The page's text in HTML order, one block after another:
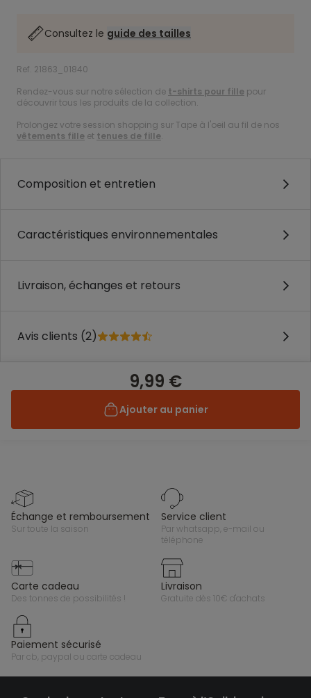
Consultez le guide des tailles
Ref. 21863_01840
Rendez-vous sur notre sélection de t-shirts pour fille pour
découvrir tous les produits de la collection.
Prolongez votre session shopping sur Tape à l'oeil au fil de nos
vêtements fille et tenues de fille.
Composition et entretien
Caractéristiques environnementales
Livraison, échanges et retours
Avis clients (2)
9,99 €
Ajouter au panier
échange et remboursement
sur toute la saison
service client
par whatsapp, e-mail ou
téléphone
carte cadeau
des tonnes de possibilités !
livraison
gratuite dès 10€ d'achats
paiement sécurisé
par cb, paypal ou carte cadeau